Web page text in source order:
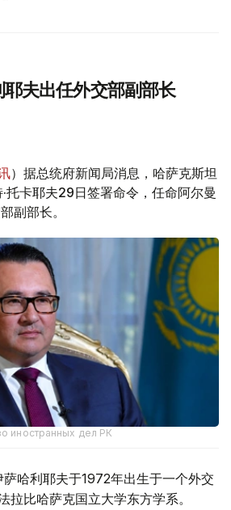
耶夫出任外交部副部长
）据总统府新闻局消息，哈萨克斯坦
托卡耶夫29日签署命令，任命阿尔曼
副部长。
иностранных дел РК
萨哈利耶夫于1972年出生于一个外交
拉比哈萨克国立大学东方学系。